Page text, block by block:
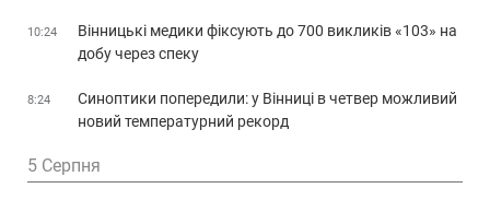
10:24
Вінницькі медики фіксують до 700 викликів «103» на
добу через спеку
8:24
Синоптики попередили: у Вінниці в четвер можливий
новий температурний рекорд
5 Серпня